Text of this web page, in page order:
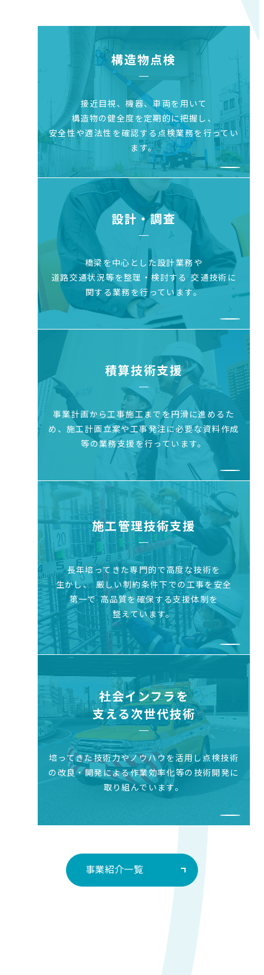
事業紹介一覧
構造物点検
接近目視、機器、車両を用いて
構造物の健全度を定期的に把握し、
安全性や適法性を確認する点検業務を行ってい
ます。
設計・調査
橋梁を中心とした設計業務や
道路交通状況等を整理・検討する交通技術に
関する業務を行っています。
積算技術支援
事業計画から工事施工までを円滑に進めるた
め、施工計画立案や工事発注に必要な資料作成
等の業務支援を行っています。
施工管理技術支援
長年培ってきた専門的で高度な技術を
生かし、厳しい制約条件下での工事を安全
第一で高品質を確保する支援体制を
整えています。
社会インフラを
支える次世代技術
培ってきた技術力やノウハウを活用し点検技術
の改良・開発による作業効率化等の技術開発に
取り組んでいます。